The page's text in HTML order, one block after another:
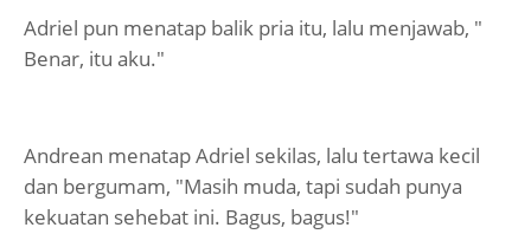
Adriel pun menatap balik pria itu, lalu menjawab, "
Benar, itu aku."
Andrean menatap Adriel sekilas, lalu tertawa kecil
dan bergumam, "Masih muda, tapi sudah punya
kekuatan sehebat ini. Bagus, bagus!"